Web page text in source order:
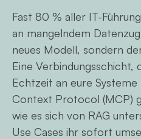
Fast 80 % aller IT-
an mangelndem
neues Modell, sondern
Eine Verbindungsschicht,
Echtzeit an eure
Context Protocol (MCP)
wie es sich von RAG
Use Cases ihr sofort